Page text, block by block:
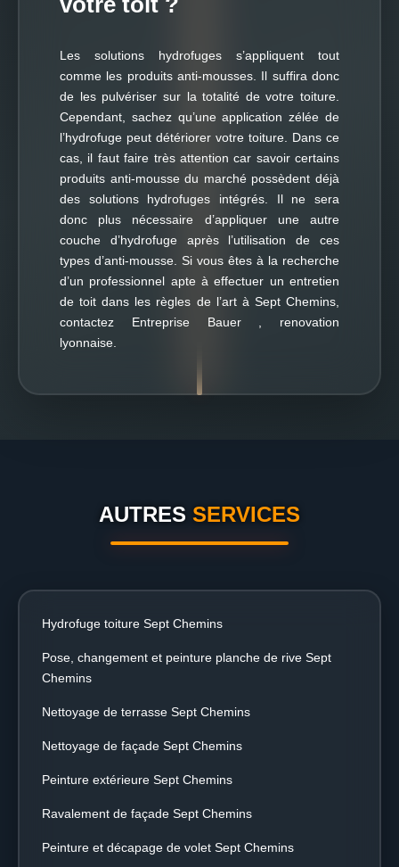
Les solutions hydrofuges s’appliquent tout
comme les produits anti-mousses. Il suffira donc
de les pulvériser sur la totalité de votre toiture.
Cependant, sachez qu’une application zélée de
l’hydrofuge peut détériorer votre toiture. Dans ce
cas, il faut faire très attention car savoir certains
produits anti-mousse du marché possèdent déjà
des solutions hydrofuges intégrés. Il ne sera
donc plus nécessaire d’appliquer une autre
couche d’hydrofuge après l’utilisation de ces
types d’anti-mousse. Si vous êtes à la recherche
d’un professionnel apte à effectuer un entretien
de toit dans les règles de l’art à Sept Chemins,
contactez Entreprise Bauer , renovation
lyonnaise.
AUTRES SERVICES
Hydrofuge toiture Sept Chemins
Pose, changement et peinture planche de rive Sept
Chemins
Nettoyage de terrasse Sept Chemins
Nettoyage de façade Sept Chemins
Peinture extérieure Sept Chemins
Ravalement de façade Sept Chemins
Peinture et décapage de volet Sept Chemins